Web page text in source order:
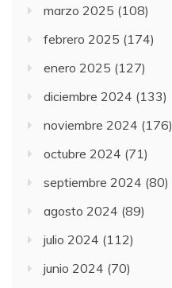
marzo 2025 (108)
febrero 2025 (174)
enero 2025 (127)
diciembre 2024 (133)
noviembre 2024 (176)
octubre 2024 (71)
septiembre 2024 (80)
agosto 2024 (89)
julio 2024 (112)
junio 2024 (70)